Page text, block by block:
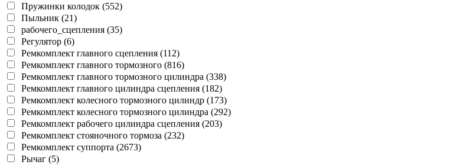
Пружинки колодок (552)
Пыльник (21)
рабочего_сцепления (35)
Регулятор (6)
Ремкомплект главного сцепления (112)
Ремкомплект главного тормозного (816)
Ремкомплект главного тормозного цилиндра (338)
Ремкомплект главного цилиндра сцепления (182)
Ремкомплект колесного тормозного цилиндр (173)
Ремкомплект колесного тормозного цилиндра (292)
Ремкомплект рабочего цилиндра сцепления (203)
Ремкомплект стояночного тормоза (232)
Ремкомплект суппорта (2673)
Рычаг (5)